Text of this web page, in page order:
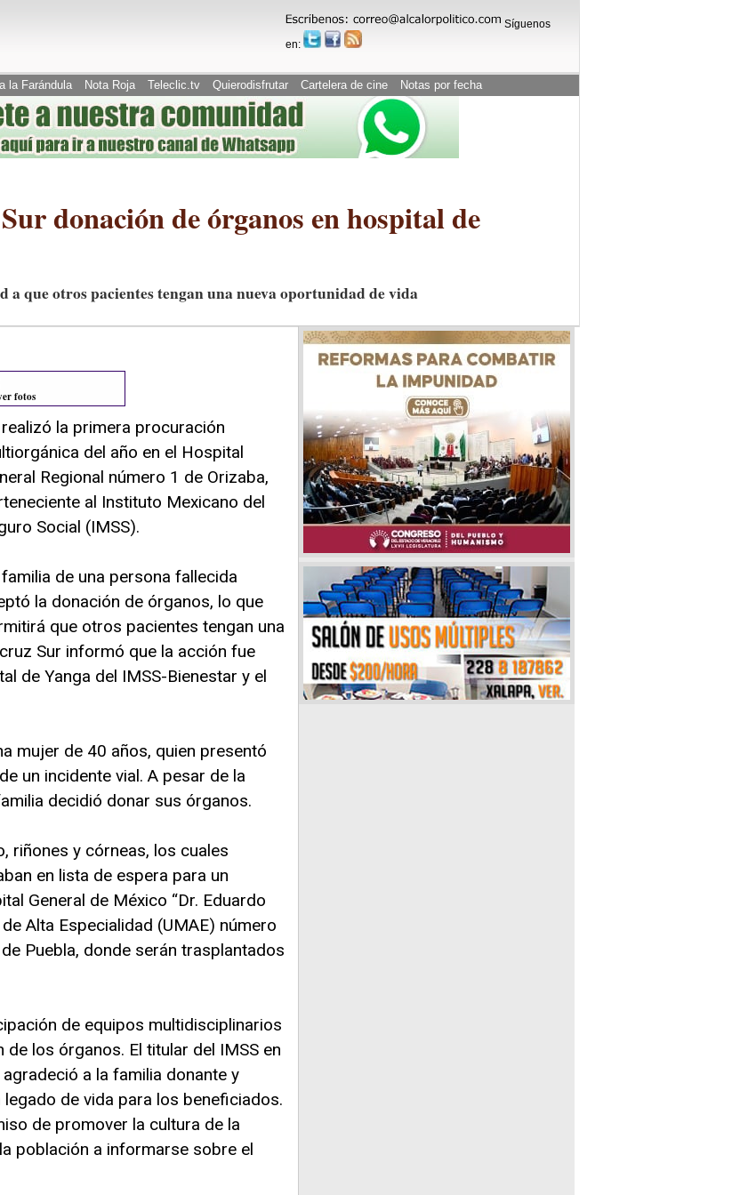
Síguenos
en:
la Farándula Nota Roja Teleclic.tv Quierodisfrutar Cartelera de cine Notas por fecha
donación de órganos en hospital de
que otros pacientes tengan una nueva oportunidad de vida
fotos
realizó la primera procuración
del año en el Hospital
Regional número 1 de Orizaba,
al Instituto Mexicano del
Social (IMSS).
de una persona fallecida
la donación de órganos, lo que
que otros pacientes tengan una
Sur informó que la acción fue
de Yanga del IMSS-Bienestar y el
mujer de 40 años, quien presentó
un incidente vial. A pesar de la
decidió donar sus órganos.
riñones y córneas, los cuales
en lista de espera para un
General de México “Dr. Eduardo
Alta Especialidad (UMAE) número
Puebla, donde serán trasplantados
de equipos multidisciplinarios
los órganos. El titular del IMSS en
a la familia donante y
de vida para los beneficiados.
de promover la cultura de la
población a informarse sobre el